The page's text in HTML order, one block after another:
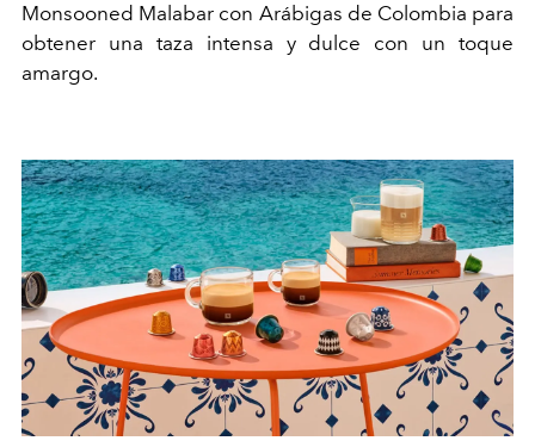
Monsooned Malabar con Arábigas de Colombia para
obtener una taza intensa y dulce con un toque
amargo.